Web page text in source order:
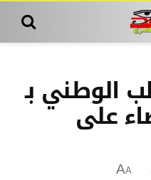
الوطني بـ
على
A
A